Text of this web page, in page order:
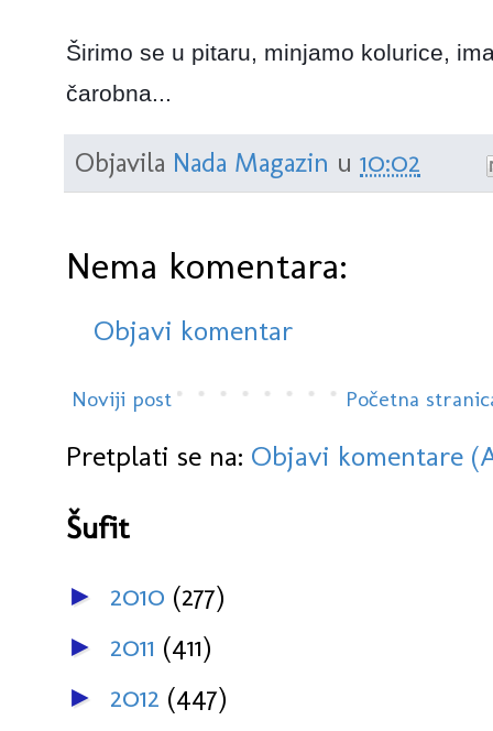
Širimo se u pitaru, minjamo kolurice,
čarobna...
Objavila Nada Magazin u 10:02
Nema komentara:
Objavi komentar
Noviji post Početna
Pretplati se na: Objavi komentare
Šufit
► 2010 (277)
► 2011 (411)
► 2012 (447)